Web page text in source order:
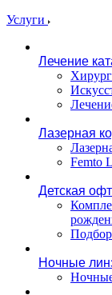
Услуги
Лечение
Лазерная
Femto
Детская
Ночные